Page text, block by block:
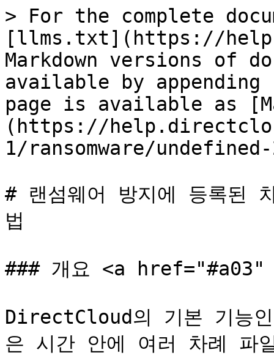
> For the complete
[llms.txt](https://
Markdown versions of
available by
page is available as
(https://
1/ransomware/
# 랜섬웨어 방지에 등록된
법
### 개요 <a
DirectCloud의 기본 기능
은 시간 안에 여러 차례 파